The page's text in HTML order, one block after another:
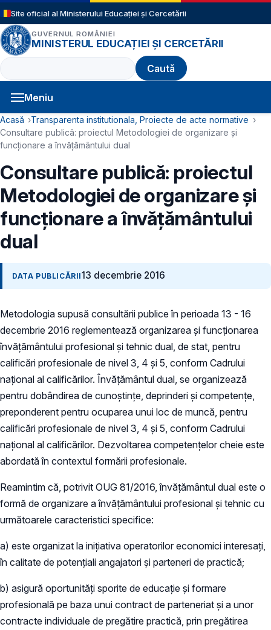
Sari la conținutul principal
Site oficial al Ministerului Educației și Cercetării
GUVERNUL ROMÂNIEI
MINISTERUL EDUCAȚIEI ȘI CERCETĂRII
Caută
Meniu
Navigație principală
Cale de navigare
Acasă
Transparenta institutionala, Proiecte de acte normative
Consultare publică: proiectul Metodologiei de organizare și
funcționare a învățământului dual
Consultare publică: proiectul
Metodologiei de organizare și
funcționare a învățământului
dual
DATA PUBLICĂRII13 decembrie 2016
Metodologia supusă consultării publice în perioada 13 - 16
decembrie 2016 reglementează organizarea și funcționarea
învățământului profesional şi tehnic dual, de stat, pentru
calificări profesionale de nivel 3, 4 şi 5, conform Cadrului
naţional al calificărilor. Învăţământul dual, se organizează
pentru dobândirea de cunoştinţe, deprinderi şi competenţe,
preponderent pentru ocuparea unui loc de muncă, pentru
calificări profesionale de nivel 3, 4 şi 5, conform Cadrului
naţional al calificărilor. Dezvoltarea competențelor cheie este
abordată în contextul formării profesionale.
Reamintim că, potrivit OUG 81/2016, învăţământul dual este o
formă de organizare a învăţământului profesional şi tehnic cu
următoarele caracteristici specifice:
a) este organizat la iniţiativa operatorilor economici interesaţi,
în calitate de potenţiali angajatori şi parteneri de practică;
b) asigură oportunităţi sporite de educaţie şi formare
profesională pe baza unui contract de parteneriat şi a unor
contracte individuale de pregătire practică, prin pregătirea